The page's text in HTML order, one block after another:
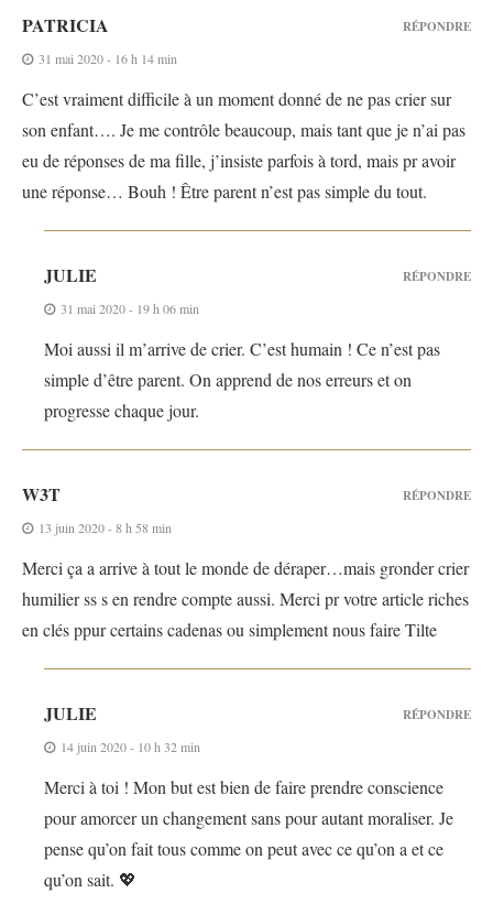
PATRICIA
31 mai 2020 - 16 h 14 min
C’est vraiment difficile à un moment donné de ne pas crier sur
son enfant…. Je me contrôle beaucoup, mais tant que je n’ai pas
eu de réponses de ma fille, j’insiste parfois à tord, mais pr avoir
une réponse… Bouh ! Être parent n’est pas simple du tout.
RÉPONDRE
JULIE
31 mai 2020 - 19 h 06 min
Moi aussi il m’arrive de crier. C’est humain ! Ce n’est pas
simple d’être parent. On apprend de nos erreurs et on
progresse chaque jour.
RÉPONDRE
W3T
13 juin 2020 - 8 h 58 min
Merci ça a arrive à tout le monde de déraper…mais gronder crier
humilier ss s en rendre compte aussi. Merci pr votre article riches
en clés ppur certains cadenas ou simplement nous faire Tilte
RÉPONDRE
JULIE
14 juin 2020 - 10 h 32 min
Merci à toi ! Mon but est bien de faire prendre conscience
pour amorcer un changement sans pour autant moraliser. Je
pense qu’on fait tous comme on peut avec ce qu’on a et ce
qu’on sait. 💖
RÉPONDRE